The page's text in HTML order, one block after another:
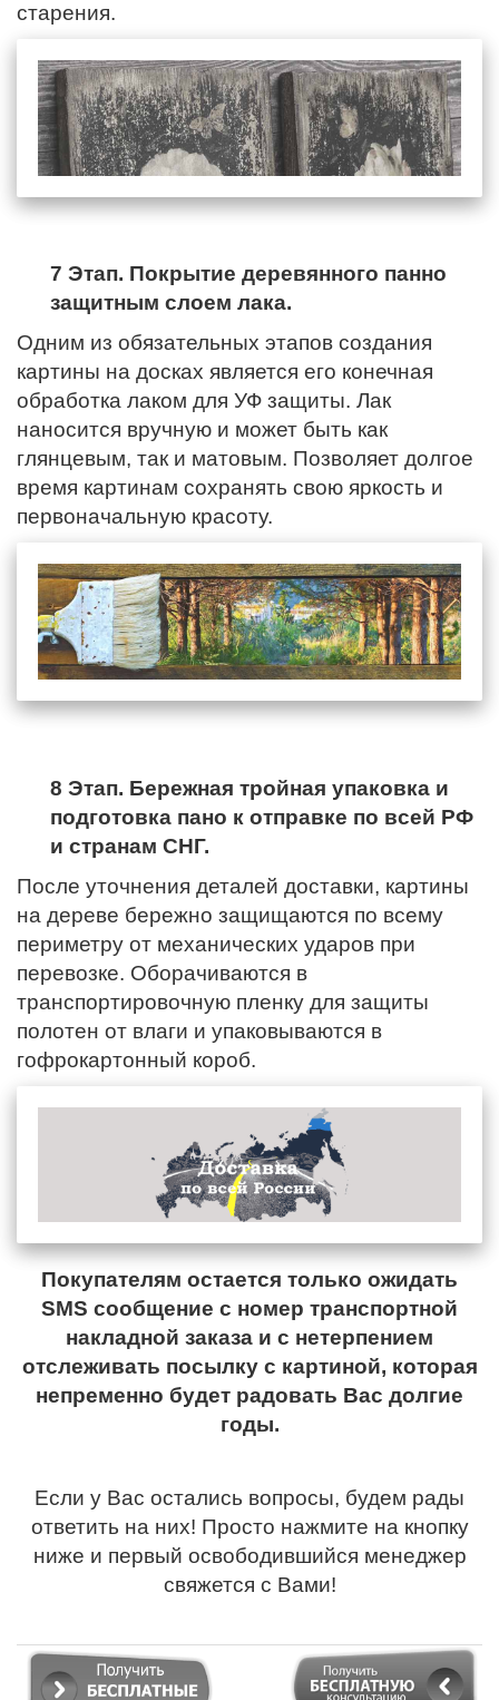
старения.
7 Этап. Покрытие деревянного панно
защитным слоем лака.
Одним из обязательных этапов создания
картины на досках является его конечная
обработка лаком для УФ защиты. Лак
наносится вручную и может быть как
глянцевым, так и матовым. Позволяет долгое
время картинам сохранять свою яркость и
первоначальную красоту.
8 Этап. Бережная тройная упаковка и
подготовка пано к отправке по всей РФ
и странам СНГ.
После уточнения деталей доставки, картины
на дереве бережно защищаются по всему
периметру от механических ударов при
перевозке. Оборачиваются в
транспортировочную пленку для защиты
полотен от влаги и упаковываются в
гофрокартонный короб.
Покупателям остается только ожидать
SMS сообщение с номер транспортной
накладной заказа и с нетерпением
отслеживать посылку с картиной, которая
непременно будет радовать Вас долгие
годы.
Если у Вас остались вопросы, будем рады
ответить на них! Просто нажмите на кнопку
ниже и первый освободившийся менеджер
свяжется с Вами!